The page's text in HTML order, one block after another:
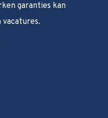
garanties kan
vacatures.